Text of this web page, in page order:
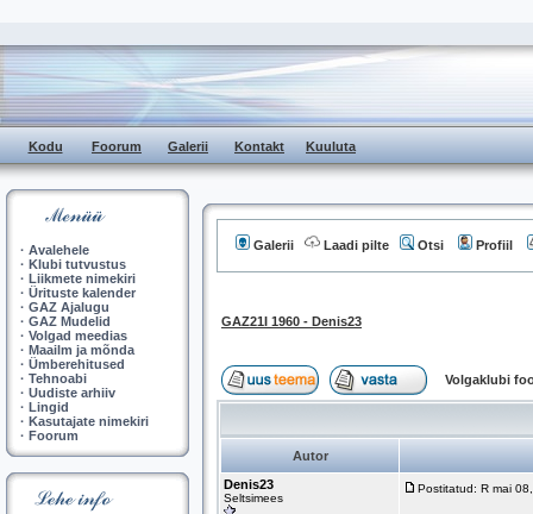
Kodu Foorum Galerii Kontakt Kuuluta
· Avalehele
· Klubi tutvustus
· Liikmete nimekiri
· Ürituste kalender
· GAZ Ajalugu
· GAZ Mudelid
· Volgad meedias
· Maailm ja mõnda
· Ümberehitused
· Tehnoabi
· Uudiste arhiiv
· Lingid
· Kasutajate nimekiri
· Foorum
Galerii Laadi pilte Otsi Profiil
GAZ21I 1960 - Denis23
Volgaklubi
Autor
Denis23
Seltsimees
Postitatud: R mai